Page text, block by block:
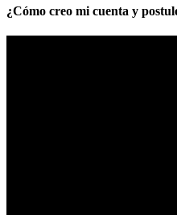
¿Cómo creo mi cuenta y